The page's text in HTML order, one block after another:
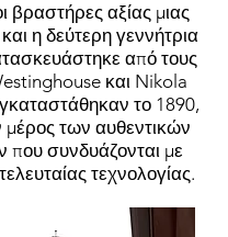
βραστήρες αξίας μιας
η δεύτερη γεννήτρια
από τους
και Nikola
το 1890,
μέρος των αυθεντικών
που συνδυάζονται με
τεχνολογίας.